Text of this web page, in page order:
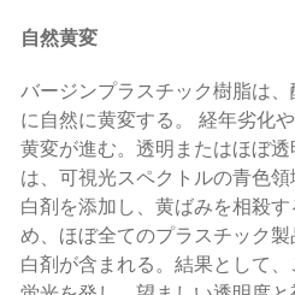
自然黄変
バージンプラスチック樹脂は
に自然に黄変する。 経年劣化
黄変が進む。透明またはほぼ
は、可視光スペクトルの青色
白剤を添加し、黄ばみを相殺
め、ほぼ全てのプラスチック
白剤が含まれる。結果として